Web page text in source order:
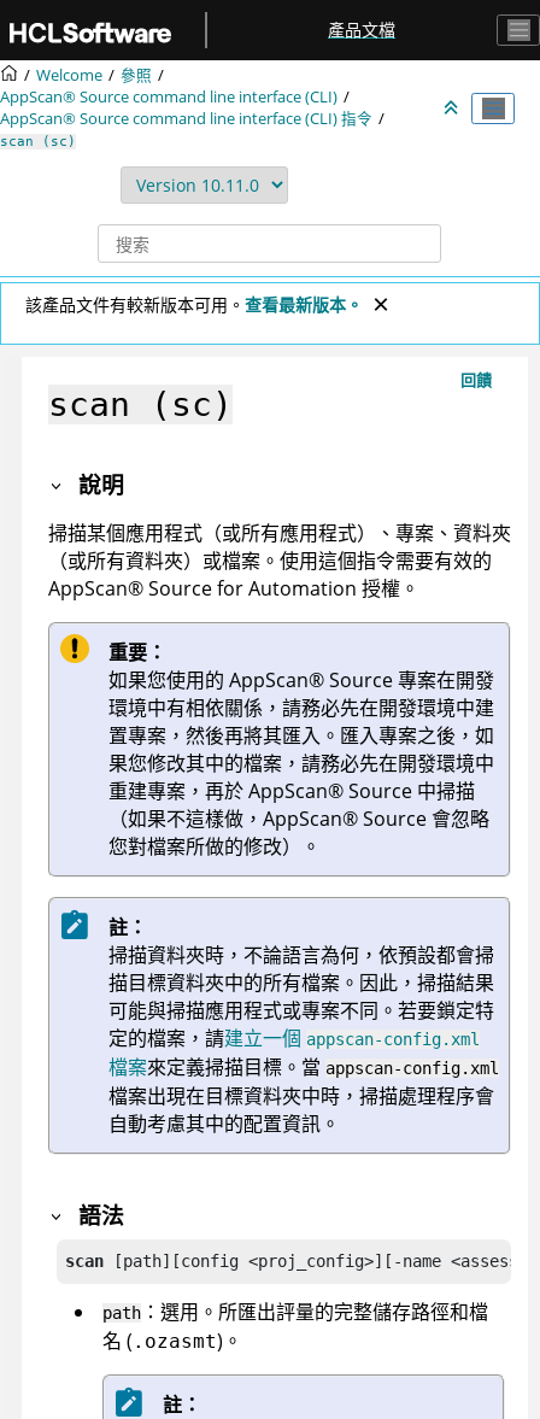
產品文檔
Welcome
參照
AppScan® Source command line interface (CLI)
AppScan® Source command line interface (CLI)指令
scan (sc)
該產品文件有較新版本可用。 查看最新版本。
回饋
scan (sc)
說明
掃描某個應用程式（或所有應用程式）、專案、資料夾
（或所有資料夾）或檔案。使用這個指令需要有效的
AppScan®Source for Automation 授權。
重要：
如果您使用的 AppScan®Source專案在開發
環境中有相依關係，請務必先在開發環境中建
置專案，然後再將其匯入。匯入專案之後，如
果您修改其中的檔案，請務必先在開發環境中
重建專案，再於AppScan®Source 中掃描
（如果不這樣做， AppScan®Source會忽略
您對檔案所做的修改）。
註：
掃描資料夾時，不論語言為何，依預設都會掃
描目標資料夾中的所有檔案。因此，掃描結果
可能與掃描應用程式或專案不同。若要鎖定特
定的檔案，請建立一個 appscan-config.xml
檔案來定義掃描目標。當 appscan-config.xml
檔案出現在目標資料夾中時，掃描處理程序會
自動考慮其中的配置資訊。
語法
scan [path][config <proj_config>][-name
path ：選用。所匯出評量的完整儲存路徑和檔
名 ( .ozasmt)。
註：